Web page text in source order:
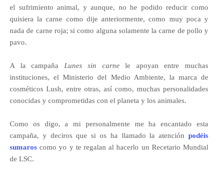
el sufrimiento animal, y aunque, no he podido reducir como
quisiera la carne como dije anteriormente, como muy poca y
nada de carne roja; si como alguna solamente la carne de pollo y
pavo.
A la campaña Lunes sin carnele apoyan entre muchas
instituciones, el Ministerio del Medio Ambiente, la marca de
cosméticos Lush, entre otras, así como, muchas personalidades
conocidas y comprometidas con el planeta y los animales.
Como os digo, a mi personalmente me ha encantado esta
campaña, y deciros que si os ha llamado la atención podéis
sumaros como yo y te regalan al hacerlo un Recetario Mundial
de LSC.